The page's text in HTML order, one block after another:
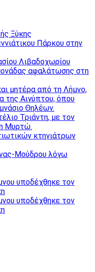
Ξύκης
Πάρκου στην
Λιβαδοχωρίου
αφαλάτωσης στη
μητέρα από τη Λήμνο,
της Αιγύπτου, όπου
Θηλέων.
Τριάντη, με τον
Μυρτώ.
κτηνιάτρων
Μούδρου λόγω
υποδέχθηκε τον
υποδέχθηκε τον